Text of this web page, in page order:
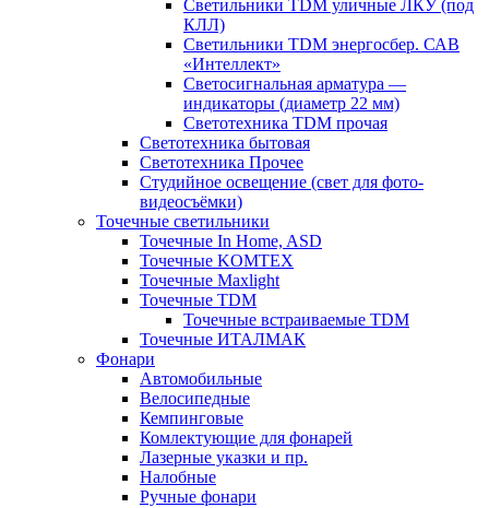
Светильники TDM уличные ЛКУ (под
КЛЛ)
Светильники TDM энергосбер. САВ
«Интеллект»
Светосигнальная арматура —
индикаторы (диаметр 22 мм)
Светотехника TDM прочая
Светотехника бытовая
Светотехника Прочее
Студийное освещение (свет для фото-
видеосъёмки)
Точечные светильники
Точечные In Home, ASD
Точечные KOMTEX
Точечные Maxlight
Точечные TDM
Точечные встраиваемые TDM
Точечные ИТАЛМАК
Фонари
Автомобильные
Велосипедные
Кемпинговые
Комлектующие для фонарей
Лазерные указки и пр.
Налобные
Ручные фонари